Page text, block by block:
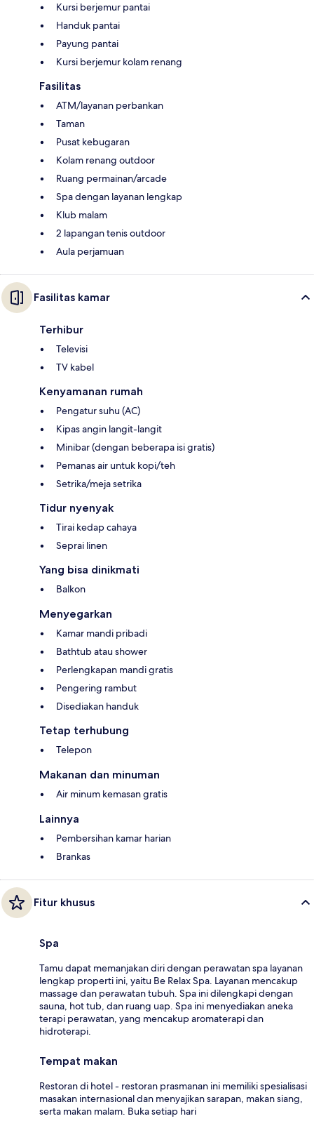
Kursi berjemur pantai
Handuk pantai
Payung pantai
Kursi berjemur kolam renang
Fasilitas
ATM/layanan perbankan
Taman
Pusat kebugaran
Kolam renang outdoor
Ruang permainan/arcade
Spa dengan layanan lengkap
Klub malam
2 lapangan tenis outdoor
Aula perjamuan
Fasilitas kamar
Terhibur
Televisi
TV kabel
Kenyamanan rumah
Pengatur suhu (AC)
Kipas angin langit-langit
Minibar (dengan beberapa isi gratis)
Pemanas air untuk kopi/teh
Setrika/meja setrika
Tidur nyenyak
Tirai kedap cahaya
Seprai linen
Yang bisa dinikmati
Balkon
Menyegarkan
Kamar mandi pribadi
Bathtub atau shower
Perlengkapan mandi gratis
Pengering rambut
Disediakan handuk
Tetap terhubung
Telepon
Makanan dan minuman
Air minum kemasan gratis
Lainnya
Pembersihan kamar harian
Brankas
Fitur khusus
Spa
Tamu dapat memanjakan diri dengan perawatan spa layanan
lengkap properti ini, yaitu Be Relax Spa. Layanan mencakup
massage dan perawatan tubuh. Spa ini dilengkapi dengan
sauna, hot tub, dan ruang uap. Spa ini menyediakan aneka
terapi perawatan, yang mencakup aromaterapi dan
hidroterapi.
Tempat makan
Restoran di hotel - restoran prasmanan ini memiliki spesialisasi
masakan internasional dan menyajikan sarapan, makan siang,
serta makan malam. Buka setiap hari